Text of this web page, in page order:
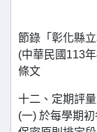
節錄「彰化縣
(中華民國113
條文
十二、定期評
(一) 於每學期